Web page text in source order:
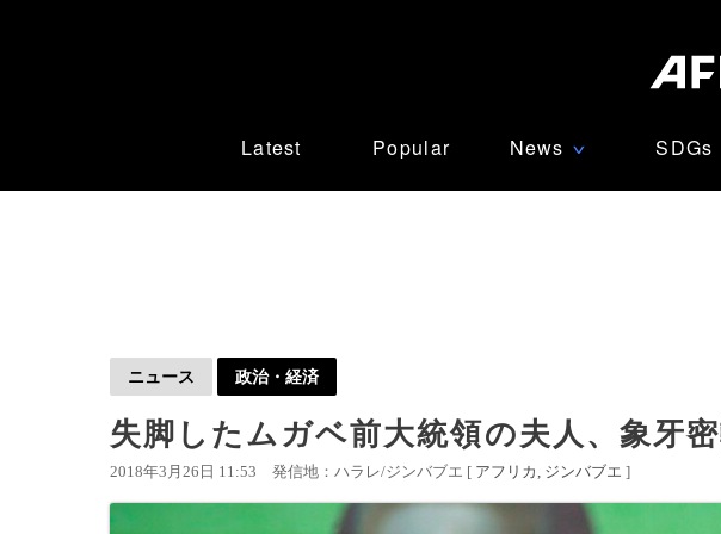
Latest Popular News ∨ SDGs
ニュース 政治・経済
失脚したムガベ前大統領の夫人、象牙
2018年3月26日 11:53 発信地：ハラレ/ジンバブエ [ アフリカ ジンバブエ ]